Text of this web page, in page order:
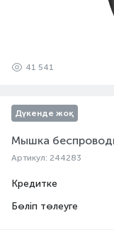
41 541
Дүкенде жоқ
Мышка
Артикул: 244283
Кредитке
Бөліп төлеуге